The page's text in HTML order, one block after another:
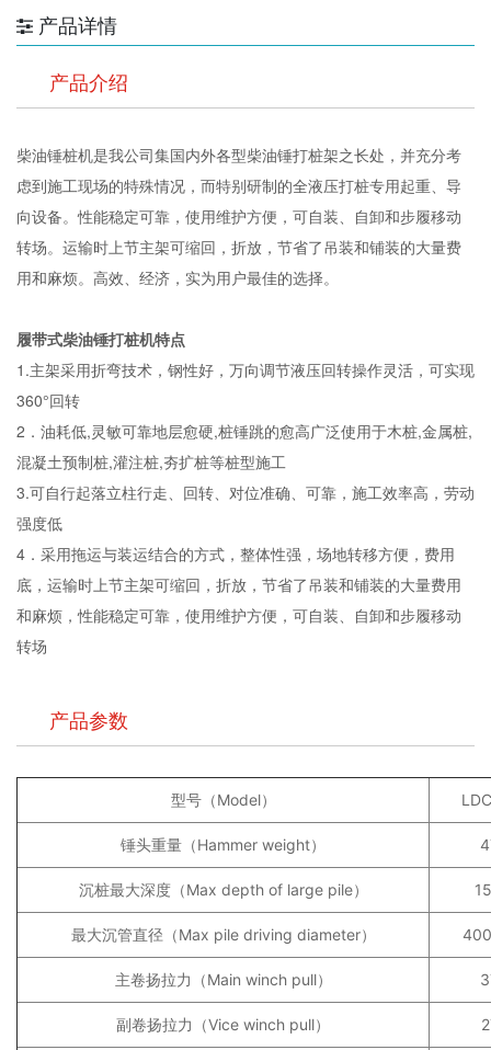
产品详情
产品介绍
柴油锤桩机是我公司集国内外各型柴油锤打桩架之长处，并充分考
虑到施工现场的特殊情况，而特别研制的全液压打桩专用起重、导
向设备。性能稳定可靠，使用维护方便，可自装、自卸和步履移动
转场。运输时上节主架可缩回，折放，节省了吊装和铺装的大量费
用和麻烦。高效、经济，实为用户最佳的选择。
履带式柴油锤打桩机特点
1.主架采用折弯技术，钢性好，万向调节液压回转操作灵活，可实现
360°回转
2．油耗低,灵敏可靠地层愈硬,桩锤跳的愈高广泛使用于木桩,金属桩,
混凝土预制桩,灌注桩,夯扩桩等桩型施工
3.可自行起落立柱行走、回转、对位准确、可靠，施工效率高，劳动
强度低
4．采用拖运与装运结合的方式，整体性强，场地转移方便，费用
底，运输时上节主架可缩回，折放，节省了吊装和铺装的大量费用
和麻烦，性能稳定可靠，使用维护方便，可自装、自卸和步履移动
转场
产品参数
型号（Model）
锤头重量（Hammer weight）
沉桩最大深度（Max depth of large pile）
最大沉管直径（Max pile driving diameter）
主卷扬拉力（Main winch pull）
副卷扬拉力（Vice winch pull）